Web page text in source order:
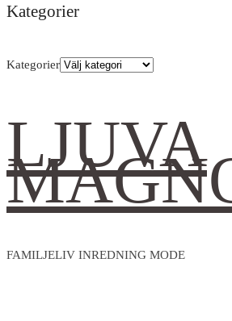
Kategorier
Kategorier
LJUVA
FAMILJELIV INREDNING MODE